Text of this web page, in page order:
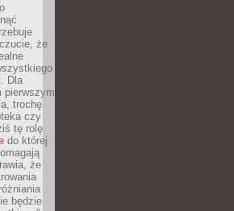
że
Dla
pierwszym
trochę
czy
tę rolę
do której
że
będzie